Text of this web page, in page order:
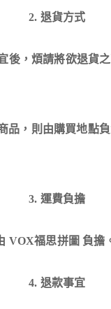
2. 退貨方式
後，煩請將欲退貨
，則由購買地點
3. 運費負擔
VOX福思拼圖 負擔
4. 退款事宜